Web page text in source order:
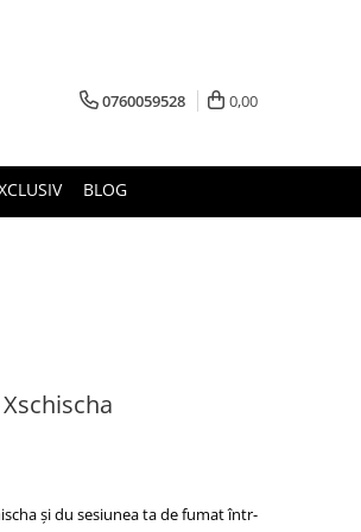
0760059528 0,00
BLOG
și du sesiunea ta de fumat într-